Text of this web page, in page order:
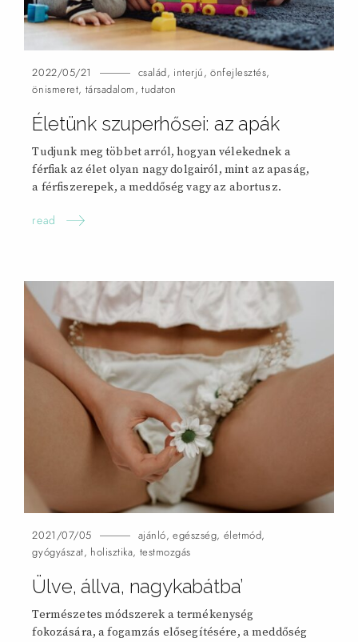
2022/05/21 család, interjú, önfejlesztés,
önismeret, társadalom,tudaton
Életünk szuperhősei: az apák
Tudjunk meg többet arról, hogyan vélekednek a
férfiak az élet olyan nagy dolgairól, mint az apaság,
a férfiszerepek, a meddőség vagy az abortusz.
read
2021/07/05 ajánló, egészség, életmód,
gyógyászat, holisztika, testmozgás
Ülve, állva, nagykabátba’
Természetes módszerek a termékenység
fokozására, a fogamzás elősegítésére, a meddőség